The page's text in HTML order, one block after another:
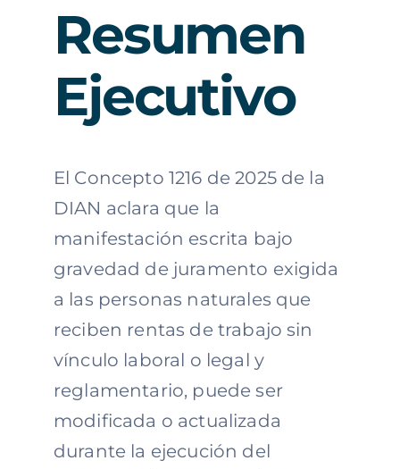
Resumen
Ejecutivo
El Concepto 1216 de 2025 de la
DIAN aclara que la
manifestación escrita bajo
gravedad de juramento exigida
a las personas naturales que
reciben rentas de trabajo sin
vínculo laboral o legal y
reglamentario, puede ser
modificada o actualizada
durante la ejecución del